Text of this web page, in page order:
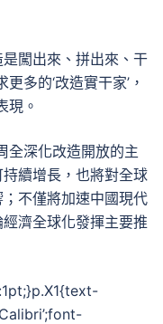
闖出來、拼出來、干
多的‘改造實干家’，
現。
全深化改造開放的主
續增長，也將對全球
不僅將加速中國現代
濟全球化發揮主要推